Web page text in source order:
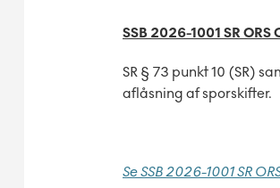
SSB 2026-1001 SR ORS
SR § 73 punkt 10 (SR)
aflåsning af sporskifter.
Se SSB 2026-1001 SR